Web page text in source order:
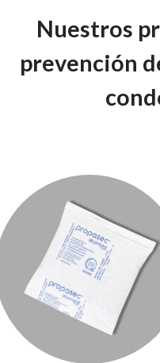
Nuestros
prevención